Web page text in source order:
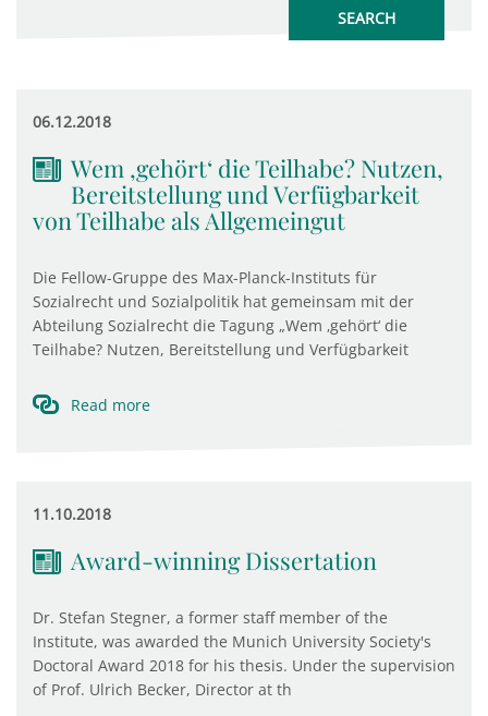
06.12.2018
Wem ‚gehört‘ die Teilhabe? Nutzen,
Bereitstellung und Verfügbarkeit
von Teilhabe als Allgemeingut
Die Fellow-Gruppe des Max-Planck-Instituts für
Sozialrecht und Sozialpolitik hat gemeinsam mit der
Abteilung Sozialrecht die Tagung „Wem ‚gehört‘ die
Teilhabe? Nutzen, Bereitstellung und Verfügbarkeit
Read more
11.10.2018
Award-winning Dissertation
Dr. Stefan Stegner, a former staff member of the
Institute, was awarded the Munich University Society's
Doctoral Award 2018 for his thesis. Under the supervision
of Prof. Ulrich Becker, Director at th